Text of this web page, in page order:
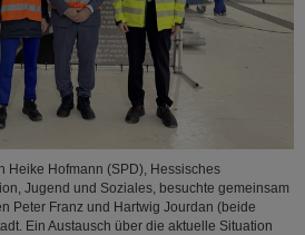
Heike Hofmann (SPD), Hessisches
Jugend und Soziales, besuchte gemeinsam
Peter Franz und Hartwig Jourdan (beide
Ein Austausch über die aktuelle Situation